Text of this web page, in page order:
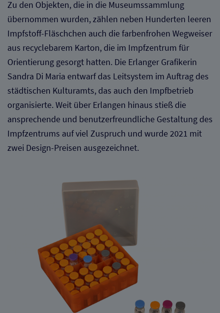
Diese Website nutzt Matomo Analytics für die Auswertung der
Seitenaufrufe als Statistik. Die hierdurch gespeicherten Daten werden
ausschließlich auf unseren eigenen Servern gespeichert. Eine
Übertragung an Dritte erfolgt nicht. Wir verwenden die Funktion
AnonymizeIP zur Anonymisierung Ihrer IP-Adresse, so dass diese gekürzt
wird und nicht mehr Ihrem Besuch auf unserer Internetseite zugeordnet
YouTube / Vimeo
Videos werden über die Plattformen YouTube oder Vimeo eingebunden.
bewirkt laut YouTube, dass YouTube keine Informationen über die
Besucher auf dieser Website speichert, bevor diese sich das Video
ansehen.
Eingebundene Inhalte
Zu den Objekten, die in die Museumssammlung
übernommen wurden, zählen neben Hunderten leeren
Impfstoff-Fläschchen auch die farbenfrohen Wegweiser
aus recyclebarem Karton, die im Impfzentrum für
Orientierung gesorgt hatten. Die Erlanger Grafikerin
Sandra Di Maria entwarf das Leitsystem im Auftrag des
städtischen Kulturamts, das auch den Impfbetrieb
organisierte. Weit über Erlangen hinaus stieß die
ansprechende und benutzerfreundliche Gestaltung des
Impfzentrums auf viel Zuspruch und wurde 2021 mit
zwei Design-Preisen ausgezeichnet.